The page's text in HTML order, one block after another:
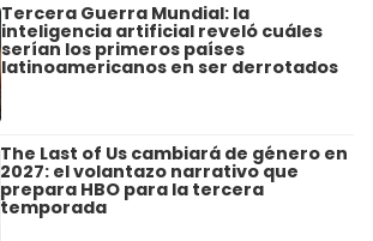
Tercera Guerra Mundial: la
inteligencia artificial reveló cuáles
serían los primeros países
latinoamericanos en ser derrotados
The Last of Us cambiará de género en
2027: el volantazo narrativo que
prepara HBO para la tercera
temporada